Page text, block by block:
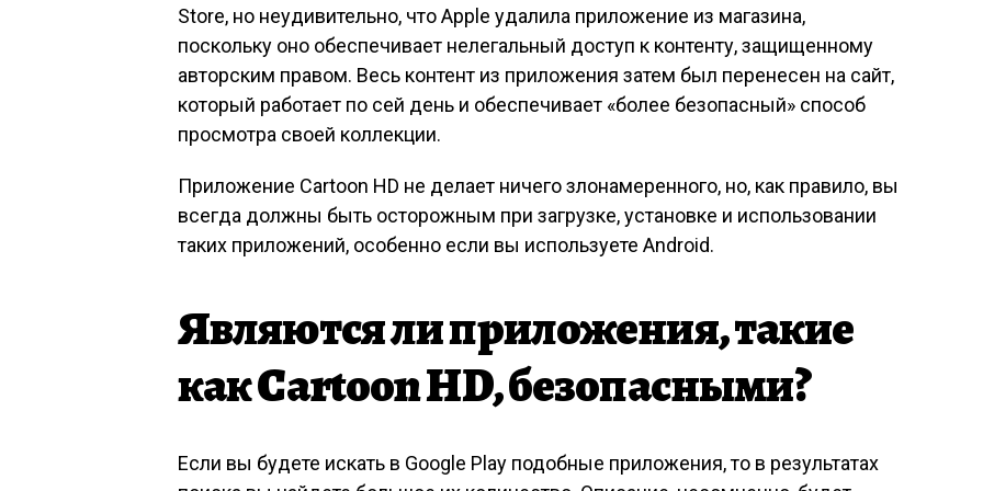
Store, но неудивительно, что Apple удалила приложение из магазина,
поскольку оно обеспечивает нелегальный доступ к контенту, защищенному
авторским правом. Весь контент из приложения затем был перенесен на сайт,
который работает по сей день и обеспечивает «более безопасный» способ
просмотра своей коллекции.
Приложение Cartoon HD не делает ничего злонамеренного, но, как правило, вы
всегда должны быть осторожным при загрузке, установке и использовании
таких приложений, особенно если вы используете Android.
Являются ли приложения, такие
как Cartoon HD, безопасными?
Если вы будете искать в Google Play подобные приложения, то в результатах